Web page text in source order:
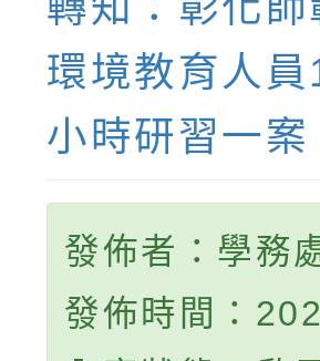
環境教育人
小時研習一案
發佈者：學務
發佈時間：